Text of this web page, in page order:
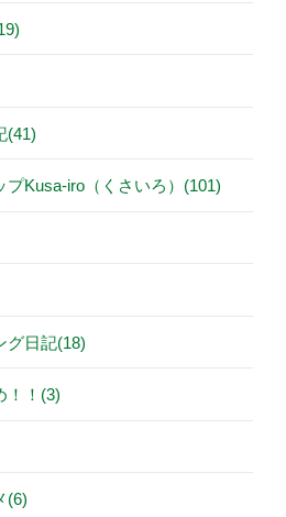
(41)
プKusa-iro（くさいろ）(101)
グ日記(18)
！！(3)
(6)